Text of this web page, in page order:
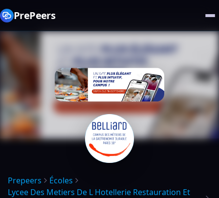
PrePeers
Prepeers
Écoles
Lycee Des Metiers De L Hotellerie Restauration Et